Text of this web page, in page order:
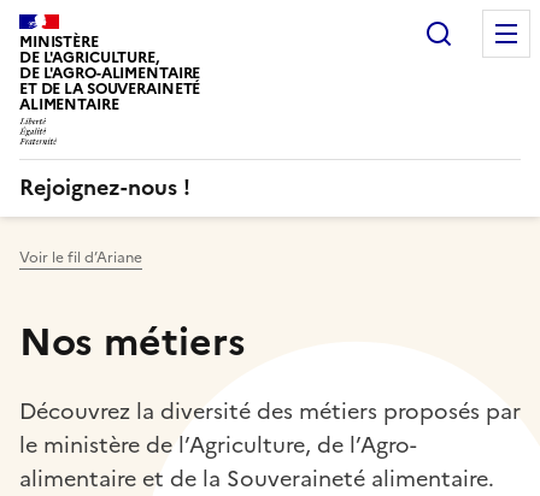
MINISTÈRE
DE L'AGRICULTURE,
DE L'AGRO-ALIMENTAIRE
ET DE LA SOUVERAINETÉ
ALIMENTAIRE
Rejoignez-nous !
Voir le fil d’Ariane
Nos métiers
Découvrez la diversité des métiers proposés par
le ministère de l’Agriculture, de l’Agro-
alimentaire et de la Souveraineté alimentaire.